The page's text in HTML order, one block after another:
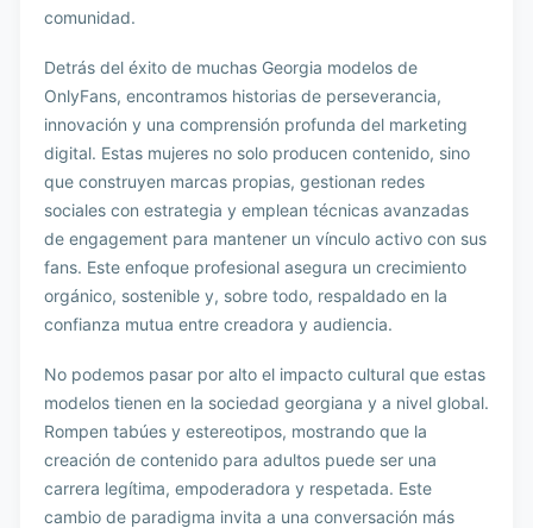
comunidad.
Detrás del éxito de muchas Georgia modelos de
OnlyFans, encontramos historias de perseverancia,
innovación y una comprensión profunda del marketing
digital. Estas mujeres no solo producen contenido, sino
que construyen marcas propias, gestionan redes
sociales con estrategia y emplean técnicas avanzadas
de engagement para mantener un vínculo activo con sus
fans. Este enfoque profesional asegura un crecimiento
orgánico, sostenible y, sobre todo, respaldado en la
confianza mutua entre creadora y audiencia.
No podemos pasar por alto el impacto cultural que estas
modelos tienen en la sociedad georgiana y a nivel global.
Rompen tabúes y estereotipos, mostrando que la
creación de contenido para adultos puede ser una
carrera legítima, empoderadora y respetada. Este
cambio de paradigma invita a una conversación más